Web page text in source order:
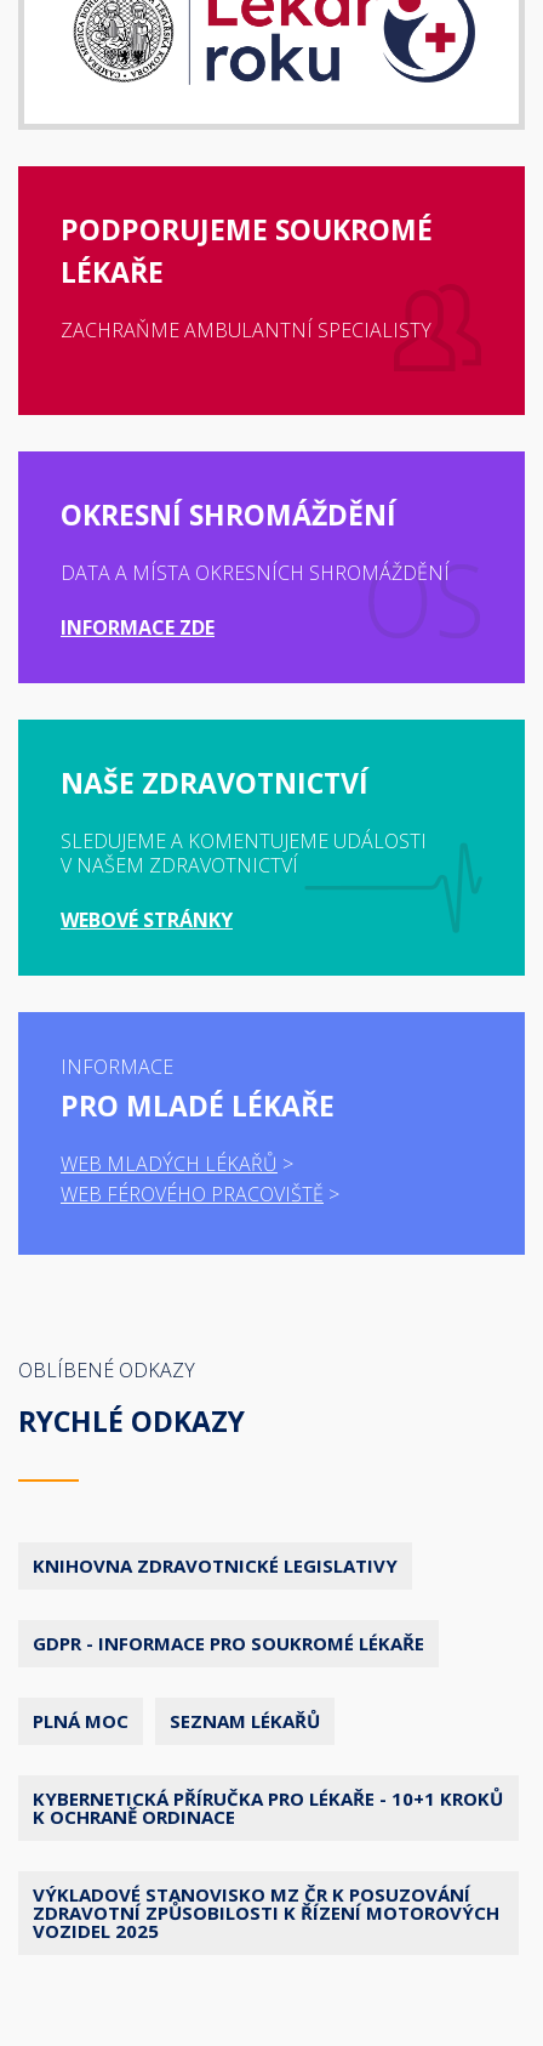
PODPORUJEME SOUKROMÉ
LÉKAŘE
ZACHRAŇME AMBULANTNÍ SPECIALISTY
OKRESNÍ SHROMÁŽDĚNÍ
DATA A MÍSTA OKRESNÍCH SHROMÁŽDĚNÍ
INFORMACE ZDE
NAŠE ZDRAVOTNICTVÍ
SLEDUJEME A KOMENTUJEME UDÁLOSTI
V NAŠEM ZDRAVOTNICTVÍ
WEBOVÉ STRÁNKY
INFORMACE
PRO MLADÉ LÉKAŘE
WEB MLADÝCH LÉKAŘŮ
WEB FÉROVÉHO PRACOVIŠTĚ
OBLÍBENÉ ODKAZY
RYCHLÉ ODKAZY
KNIHOVNA ZDRAVOTNICKÉ LEGISLATIVY
GDPR - INFORMACE PRO SOUKROMÉ LÉKAŘE
PLNÁ MOC SEZNAM LÉKAŘŮ
KYBERNETICKÁ PŘÍRUČKA PRO LÉKAŘE - 10+1 KROKŮ
K OCHRANĚ ORDINACE
VÝKLADOVÉ STANOVISKO MZ ČR K POSUZOVÁNÍ
ZDRAVOTNÍ ZPŮSOBILOSTI K ŘÍZENÍ MOTOROVÝCH
VOZIDEL 2025